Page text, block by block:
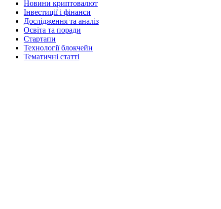
Новини криптовалют
Інвестиції і фінанси
Дослідження та аналіз
Освіта та поради
Стартапи
Технології блокчейн
Тематичні статті